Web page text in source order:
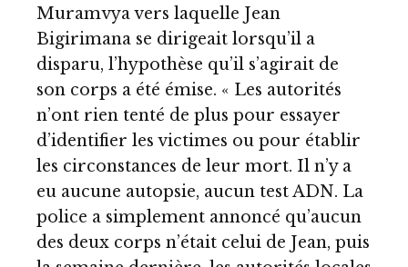
Muramvya vers laquelle Jean
Bigirimana se dirigeait lorsqu’il a
disparu, l’hypothèse qu’il s’agirait de
son corps a été émise. « Les autorités
n’ont rien tenté de plus pour essayer
d’identifier les victimes ou pour établir
les circonstances de leur mort. Il n’y a
eu aucune autopsie, aucun test ADN. La
police a simplement annoncé qu’aucun
des deux corps n’était celui de Jean, puis